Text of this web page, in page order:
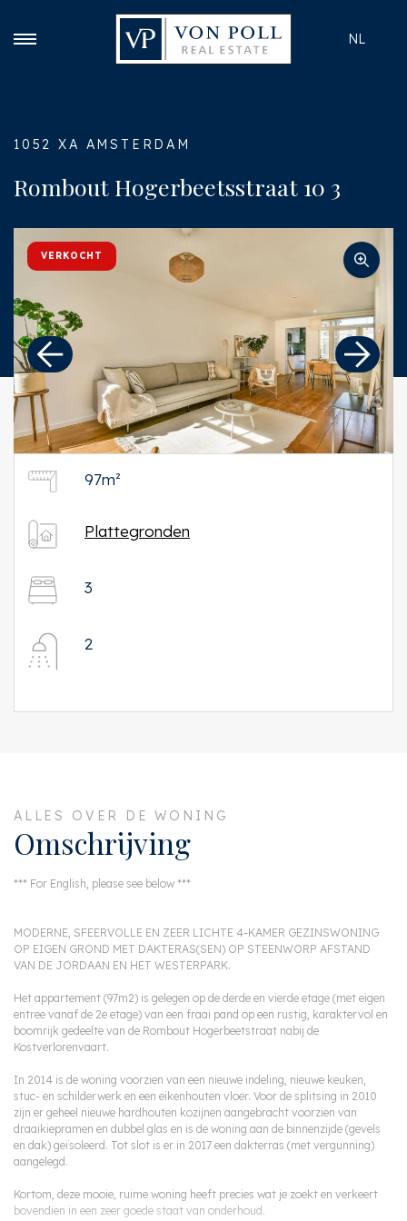
NL
1052 XA AMSTERDAM
Rombout Hogerbeetsstraat 10 3
VERKOCHT
97m²
Plattegronden
3
2
ALLES OVER DE WONING
Omschrijving
*** For English, please see below ***
MODERNE, SFEERVOLLE EN ZEER LICHTE 4-KAMER GEZINSWONING
OP EIGEN GROND MET DAKTERAS(SEN) OP STEENWORP AFSTAND
VAN DE JORDAAN EN HET WESTERPARK.
Het appartement (97m2) is gelegen op de derde en vierde etage (met eigen
entree vanaf de 2e etage) van een fraai pand op een rustig, karaktervol en
boomrijk gedeelte van de Rombout Hogerbeetstraat nabij de
Kostverlorenvaart.
In 2014 is de woning voorzien van een nieuwe indeling, nieuwe keuken,
stuc- en schilderwerk en een eikenhouten vloer. Voor de splitsing in 2010
zijn er geheel nieuwe hardhouten kozijnen aangebracht voorzien van
draaikiepramen en dubbel glas en is de woning aan de binnenzijde (gevels
en dak) geïsoleerd. Tot slot is er in 2017 een dakterras (met vergunning)
aangelegd.
Kortom, deze mooie, ruime woning heeft precies wat je zoekt en verkeert
bovendien in een zeer goede staat van onderhoud.